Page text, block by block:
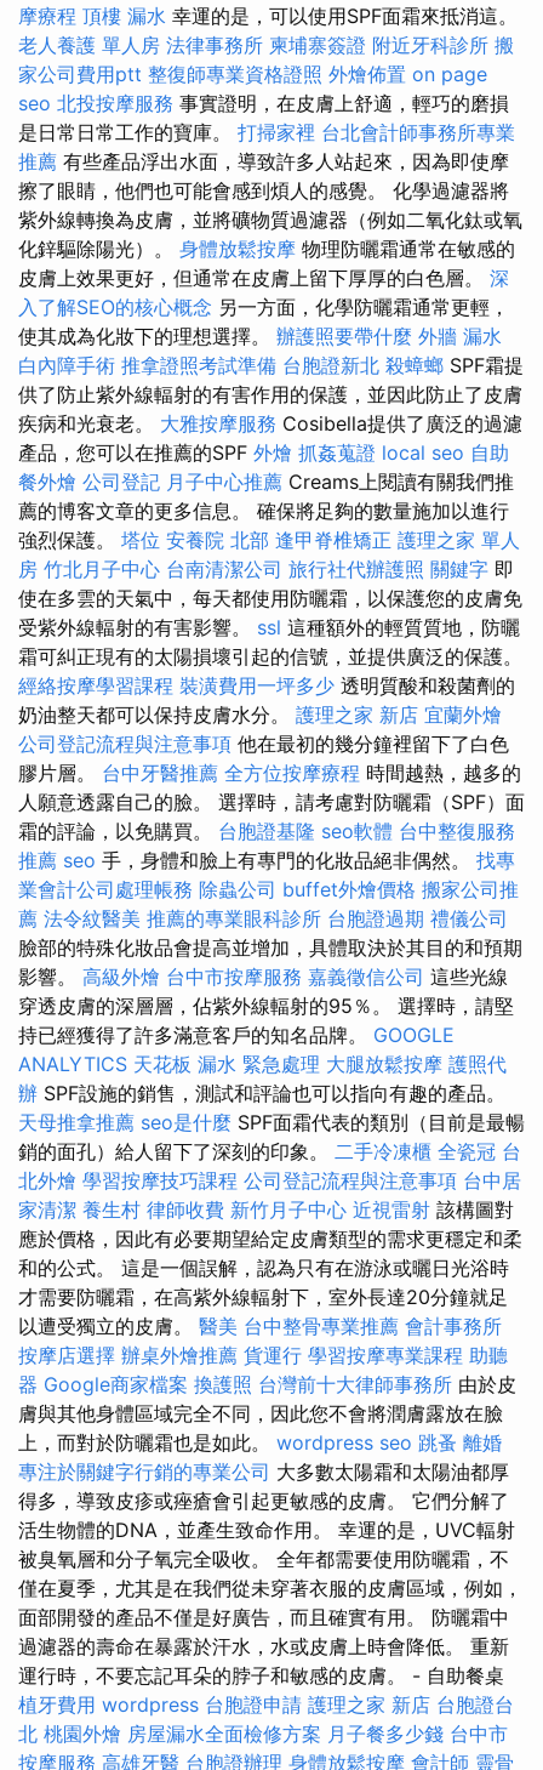
摩療程 頂樓 漏水 幸運的是，可以使用SPF面霜來抵消這。
老人養護 單人房 法律事務所 柬埔寨簽證 附近牙科診所 搬
家公司費用ptt 整復師專業資格證照 外燴佈置 on page
seo 北投按摩服務 事實證明，在皮膚上舒適，輕巧的磨損
是日常日常工作的寶庫。 打掃家裡 台北會計師事務所專業
推薦 有些產品浮出水面，導致許多人站起來，因為即使摩
擦了眼睛，他們也可能會感到煩人的感覺。 化學過濾器將
紫外線轉換為皮膚，並將礦物質過濾器（例如二氧化鈦或氧
化鋅驅除陽光）。 身體放鬆按摩 物理防曬霜通常在敏感的
皮膚上效果更好，但通常在皮膚上留下厚厚的白色層。 深
入了解SEO的核心概念 另一方面，化學防曬霜通常更輕，
使其成為化妝下的理想選擇。 辦護照要帶什麼 外牆 漏水
白內障手術 推拿證照考試準備 台胞證新北 殺蟑螂 SPF霜提
供了防止紫外線輻射的有害作用的保護，並因此防止了皮膚
疾病和光衰老。 大雅按摩服務 Cosibella提供了廣泛的過濾
產品，您可以在推薦的SPF 外燴 抓姦蒐證 local seo 自助
餐外燴 公司登記 月子中心推薦 Creams上閱讀有關我們推
薦的博客文章的更多信息。 確保將足夠的數量施加以進行
強烈保護。 塔位 安養院 北部 逢甲脊椎矯正 護理之家 單人
房 竹北月子中心 台南清潔公司 旅行社代辦護照 關鍵字 即
使在多雲的天氣中，每天都使用防曬霜，以保護您的皮膚免
受紫外線輻射的有害影響。 ssl 這種額外的輕質質地，防曬
霜可糾正現有的太陽損壞引起的信號，並提供廣泛的保護。
經絡按摩學習課程 裝潢費用一坪多少 透明質酸和殺菌劑的
奶油整天都可以保持皮膚水分。 護理之家 新店 宜蘭外燴
公司登記流程與注意事項 他在最初的幾分鐘裡留下了白色
膠片層。 台中牙醫推薦 全方位按摩療程 時間越熱，越多的
人願意透露自己的臉。 選擇時，請考慮對防曬霜（SPF）面
霜的評論，以免購買。 台胞證基隆 seo軟體 台中整復服務
推薦 seo 手，身體和臉上有專門的化妝品絕非偶然。 找專
業會計公司處理帳務 除蟲公司 buffet外燴價格 搬家公司推
薦 法令紋醫美 推薦的專業眼科診所 台胞證過期 禮儀公司
臉部的特殊化妝品會提高並增加，具體取決於其目的和預期
影響。 高級外燴 台中市按摩服務 嘉義徵信公司 這些光線
穿透皮膚的深層層，佔紫外線輻射的95％。 選擇時，請堅
持已經獲得了許多滿意客戶的知名品牌。 GOOGLE
ANALYTICS 天花板 漏水 緊急處理 大腿放鬆按摩 護照代
辦 SPF設施的銷售，測試和評論也可以指向有趣的產品。
天母推拿推薦 seo是什麼 SPF面霜代表的類別（目前是最暢
銷的面孔）給人留下了深刻的印象。 二手冷凍櫃 全瓷冠 台
北外燴 學習按摩技巧課程 公司登記流程與注意事項 台中居
家清潔 養生村 律師收費 新竹月子中心 近視雷射 該構圖對
應於價格，因此有必要期望給定皮膚類型的需求更穩定和柔
和的公式。 這是一個誤解，認為只有在游泳或曬日光浴時
才需要防曬霜，在高紫外線輻射下，室外長達20分鐘就足
以遭受獨立的皮膚。 醫美 台中整骨專業推薦 會計事務所
按摩店選擇 辦桌外燴推薦 貨運行 學習按摩專業課程 助聽
器 Google商家檔案 換護照 台灣前十大律師事務所 由於皮
膚與其他身體區域完全不同，因此您不會將潤膚露放在臉
上，而對於防曬霜也是如此。 wordpress seo 跳蚤 離婚
專注於關鍵字行銷的專業公司 大多數太陽霜和太陽油都厚
得多，導致皮疹或痤瘡會引起更敏感的皮膚。 它們分解了
活生物體的DNA，並產生致命作用。 幸運的是，UVC輻射
被臭氧層和分子氧完全吸收。 全年都需要使用防曬霜，不
僅在夏季，尤其是在我們從未穿著衣服的皮膚區域，例如，
面部開發的產品不僅是好廣告，而且確實有用。 防曬霜中
過濾器的壽命在暴露於汗水，水或皮膚上時會降低。 重新
運行時，不要忘記耳朵的脖子和敏感的皮膚。 - 自助餐桌
植牙費用 wordpress 台胞證申請 護理之家 新店 台胞證台
北 桃園外燴 房屋漏水全面檢修方案 月子餐多少錢 台中市
按摩服務 高雄牙醫 台胞證辦理 身體放鬆按摩 會計師 靈骨